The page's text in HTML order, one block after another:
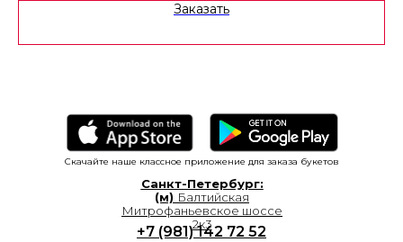
Заказать
Санкт-Петербург:
(м) Балтийская
Митрофаньевское шоссе
2к3
+7 (981) 142 72 52
Скачайте наше классное приложение для заказа букетов